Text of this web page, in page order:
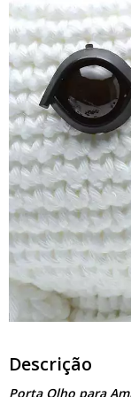
Descrição
Porta Olho para